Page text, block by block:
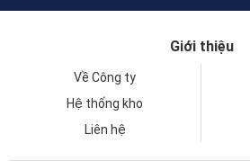
Giới thiệu
Về Công ty
Hệ thống kho
Liên hệ